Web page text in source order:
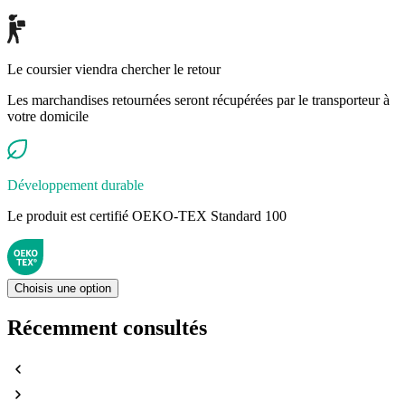
Le coursier viendra chercher le retour
Les marchandises retournées seront récupérées par le transporteur à
votre domicile
Développement durable
Le produit est certifié OEKO-TEX Standard 100
Choisis une option
Récemment consultés